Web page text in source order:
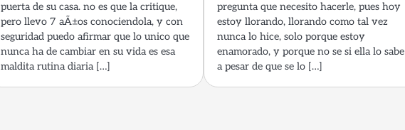
puerta de su casa. no es que la critique,
pero llevo 7 aÃ±os conociendola, y con
seguridad puedo afirmar que lo unico que
nunca ha de cambiar en su vida es esa
maldita rutina diaria […]
pregunta que necesito hacerle, pues hoy
estoy llorando, llorando como tal vez
nunca lo hice, solo porque estoy
enamorado, y porque no se si ella lo sabe
a pesar de que se lo […]